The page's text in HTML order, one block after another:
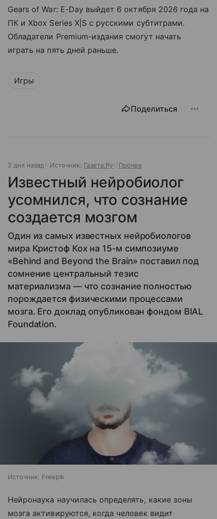
Gears of War: E-Day выйдет 6 октября 2026 года на
ПК и Xbox Series X|S с русскими субтитрами.
Обладатели Premium-издания смогут начать
играть на пять дней раньше.
Игры
Поделиться
2 дня назад Источник: Газета.Ру Прочее
Известный нейробиолог
усомнился, что сознание
создается мозгом
Один из самых известных нейробиологов
мира Кристоф Кох на 15-м симпозиуме
«Behind and Beyond the Brain» поставил под
сомнение центральный тезис
материализма — что сознание полностью
порождается физическими процессами
мозга. Его доклад опубликован фондом BIAL
Foundation.
Источник: Freepik
Нейронаука научилась определять, какие зоны
мозга активируются, когда человек видит